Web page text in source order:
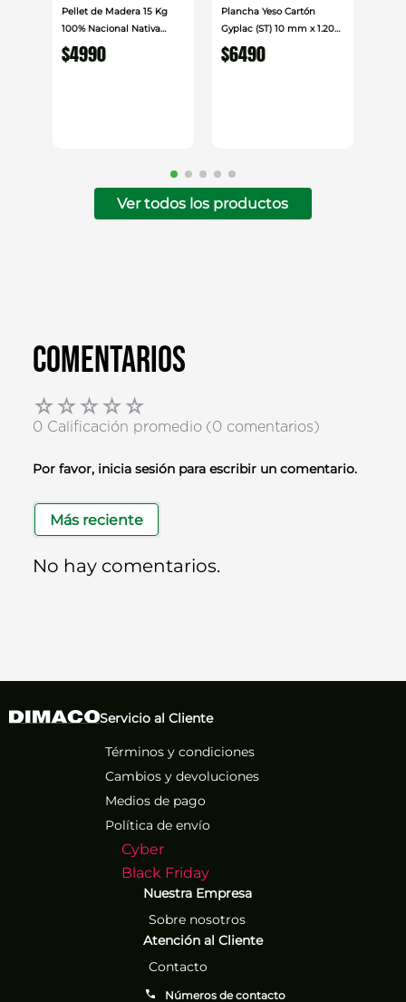
Pellet de Madera 15 Kg
100% Nacional Nativa
Mestre
$4990
Plancha Yeso Cartón
Gyplac (ST) 10 mm x 1.20
cm x 2.40cm
$6490
Ver todos los productos
Comentarios
☆☆☆☆☆
0 Calificación promedio (0 comentarios)
Por favor, inicia sesión para escribir un comentario.
Más reciente
No hay comentarios.
Servicio al Cliente
Términos y condiciones
Cambios y devoluciones
Medios de pago
Política de envío
Cyber
Black Friday
Nuestra Empresa
Sobre nosotros
Atención al Cliente
Contacto
Números de contacto